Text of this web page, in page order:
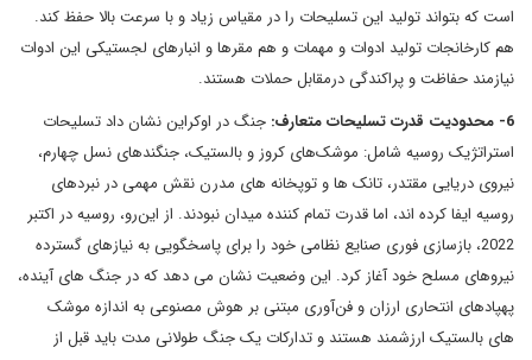
است که بتواند تولید این تسلیحات را در مقیاس زیاد و با سرعت بالا حفظ کند.
هم کارخانجات تولید ادوات و مهمات و هم مقرها و انبارهای لجستیکی این ادوات
نیازمند حفاظت و پراکندگی درمقابل حملات هستند.
6- محدودیت قدرت تسلیحات متعارف:
جنگ در اوکراین نشان داد تسلیحات
استراتژیک روسیه شامل: موشک‌های کروز و بالستیک، جنگندهای نسل چهارم،
نیروی دریایی مقتدر، تانک ها و توپخانه های مدرن نقش مهمی در نبردهای
روسیه ایفا کرده اند، اما قدرت تمام کننده میدان نبودند. از این‌رو، روسیه در اکتبر
2022، بازسازی فوری صنایع نظامی خود را برای پاسخگویی به نیازهای گسترده
نیروهای مسلح خود آغاز کرد. این وضعیت نشان می دهد که در جنگ های آینده،
پهپادهای انتحاری ارزان و فن‌آوری مبتنی بر هوش مصنوعی به اندازه موشک
های بالستیک ارزشمند هستند و تدارکات یک جنگ طولانی مدت باید قبل از